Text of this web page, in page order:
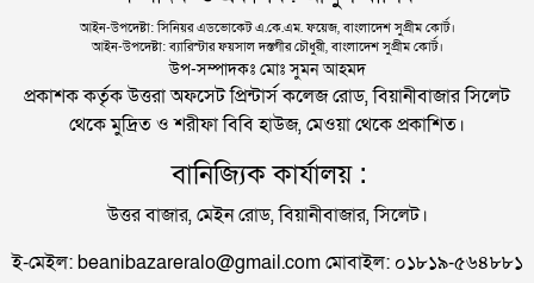
আব্দুল্লাহ হত্যা কাণ্ড, সিলেট র‌্যাব ধরল মালেককে
ইউনূসকে সঙ্গে নিয়ে জুলাই স্মৃতি জাদুঘর উদ্বোধন করলেন
প্রধানমন্ত্রী
সিলেটে আরও দুইজনের মৃত্যু, হাসপাতালে ৩ শতাধিক
আইন-উপদেষ্টা: সিনিয়র এডভোকেট এ.কে.এম. ফয়েজ, বাংলাদেশ সুপ্রীম কোর্ট।
আইন-উপদেষ্টা: ব্যারিস্টার ফয়সাল দস্তগীর চৌধুরী, বাংলাদেশ সুপ্রীম কোর্ট।
উপ-সম্পাদকঃ মোঃ সুমন আহমদ
প্রকাশক কর্তৃক উত্তরা অফসেট প্রিন্টার্স কলেজ রোড, বিয়ানীবাজার সিলেট
থেকে মুদ্রিত ও শরীফা বিবি হাউজ, মেওয়া থেকে প্রকাশিত।
বানিজ্যিক কার্যালয় :
উত্তর বাজার, মেইন রোড, বিয়ানীবাজার, সিলেট।
ই-মেইল: beanibazareralo@gmail.com মোবাইল: ০১৮১৯-৫৬৪৮৮১